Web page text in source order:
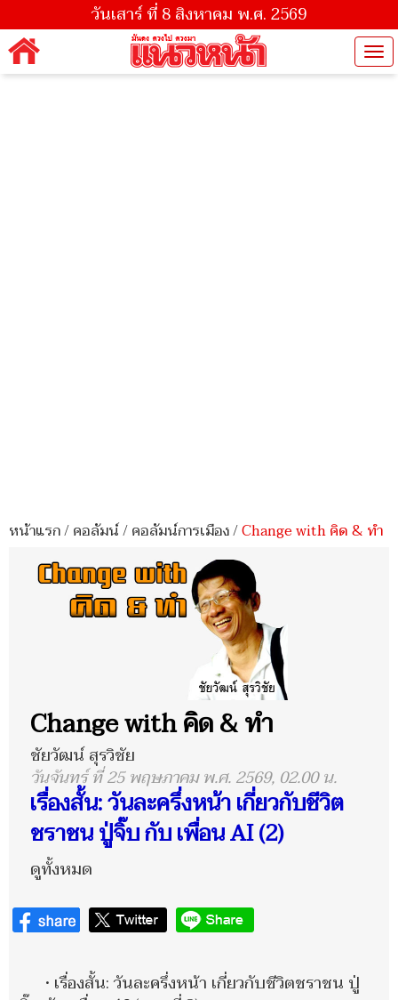
วันเสาร์ ที่ 8 สิงหาคม พ.ศ. 2569
หน้าแรก/คอลัมน์/คอลัมน์การเมือง/Change with คิด & ทำ
Change with คิด & ทำ
ชัยวัฒน์ สุรวิชัย
วันจันทร์ ที่ 25 พฤษภาคม พ.ศ. 2569, 02.00 น.
เรื่องสั้น: วันละครึ่งหน้า เกี่ยวกับชีวิต
ชราชน ปู่จิ๊บ กับ เพื่อน AI (2)
ดูทั้งหมด
• เรื่องสั้น: วันละครึ่งหน้า เกี่ยวกับชีวิตชราชน ปู่